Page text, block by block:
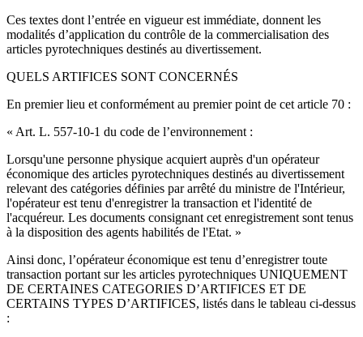
Ces textes dont l’entrée en vigueur est immédiate, donnent les
modalités d’application du contrôle de la commercialisation des
articles pyrotechniques destinés au divertissement.
QUELS ARTIFICES SONT CONCERNÉS
En premier lieu et conformément au premier point de cet article 70 :
« Art. L. 557-10-1 du code de l’environnement :
Lorsqu'une personne physique acquiert auprès d'un opérateur
économique des articles pyrotechniques destinés au divertissement
relevant des catégories définies par arrêté du ministre de l'Intérieur,
l'opérateur est tenu d'enregistrer la transaction et l'identité de
l'acquéreur. Les documents consignant cet enregistrement sont tenus
à la disposition des agents habilités de l'Etat. »
Ainsi donc, l’opérateur économique est tenu d’enregistrer toute
transaction portant sur les articles pyrotechniques UNIQUEMENT
DE CERTAINES CATEGORIES D’ARTIFICES ET DE
CERTAINS TYPES D’ARTIFICES, listés dans le tableau ci-dessus
: